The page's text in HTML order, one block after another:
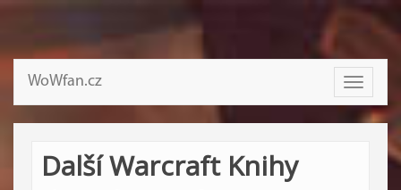
Toggle
WoWfan.cz
Další Warcraft Knihy